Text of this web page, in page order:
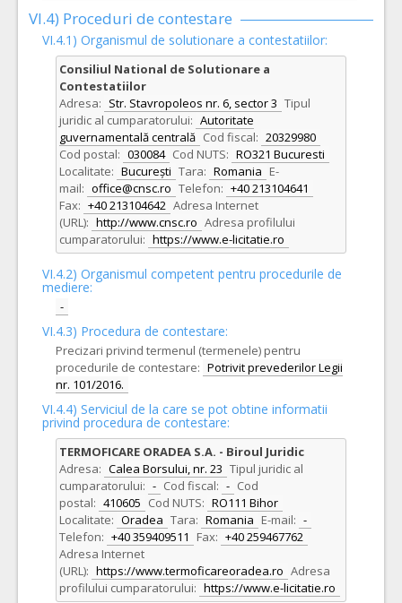
VI.4) Proceduri de contestare
VI.4.1) Organismul de solutionare a contestatiilor:
Consiliul National de Solutionare a
Contestatiilor
Adresa: Str. Stavropoleos nr. 6, sector 3 Tipul
juridic al cumparatorului: Autoritate
guvernamentală centrală Cod fiscal: 20329980
Cod postal: 030084 Cod NUTS: RO321 Bucuresti
Localitate: București Tara: Romania E-
mail: office@cnsc.ro Telefon: +40 213104641
Fax: +40 213104642 Adresa Internet
(URL): http://www.cnsc.ro Adresa profilului
cumparatorului: https://www.e-licitatie.ro
VI.4.2) Organismul competent pentru procedurile de
mediere:
-
VI.4.3) Procedura de contestare:
Precizari privind termenul (termenele) pentru
procedurile de contestare: Potrivit prevederilor Legii
nr. 101/2016.
VI.4.4) Serviciul de la care se pot obtine informatii
privind procedura de contestare:
TERMOFICARE ORADEA S.A. - Biroul Juridic
Adresa: Calea Borsului, nr. 23 Tipul juridic al
cumparatorului: - Cod fiscal: - Cod
postal: 410605 Cod NUTS: RO111 Bihor
Localitate: Oradea Tara: Romania E-mail: -
Telefon: +40 359409511 Fax: +40 259467762
Adresa Internet
(URL): https://www.termoficareoradea.ro Adresa
profilului cumparatorului: https://www.e-licitatie.ro